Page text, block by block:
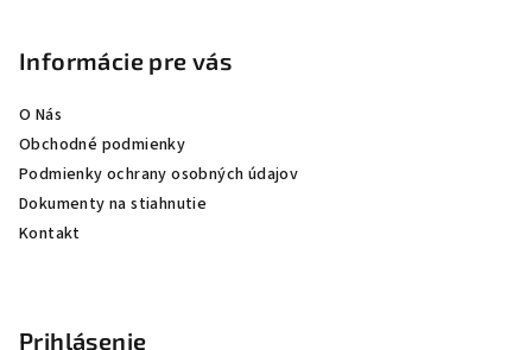
Informácie pre vás
O Nás
Obchodné podmienky
Podmienky ochrany osobných údajov
Dokumenty na stiahnutie
Kontakt
Prihlásenie